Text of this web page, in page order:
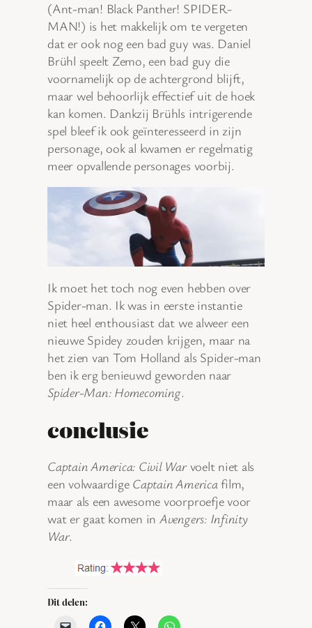
(Ant-man! Black Panther! SPIDER-
MAN!) is het makkelijk om te vergeten
dat er ook nog een bad guy was. Daniel
Brühl speelt Zemo, een bad guy die
voornamelijk op de achtergrond blijft,
maar wel behoorlijk effectief uit de hoek
kan komen. Dankzij Brühls intrigerende
spel bleef ik ook geïnteresseerd in zijn
personage, ook al kwamen er regelmatig
meer opvallende personages voorbij.
Ik moet het toch nog even hebben over
Spider-man. Ik was in eerste instantie
niet heel enthousiast dat we alweer een
nieuwe Spidey zouden krijgen, maar na
het zien van Tom Holland als Spider-man
ben ik erg benieuwd geworden naar
Spider-Man: Homecoming.
conclusie
Captain America: Civil Warvoelt niet als
een volwaardige Captain Americafilm,
maar als een awesome voorproefje voor
wat er gaat komen in Avengers: Infinity
War.
Dit delen: